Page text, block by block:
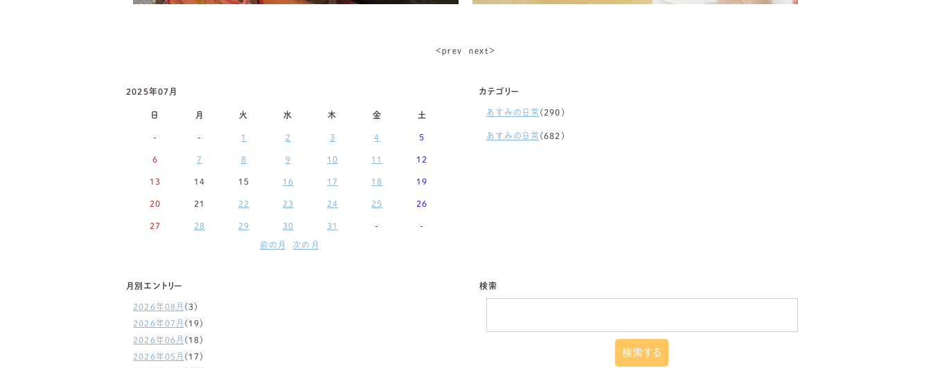
＜ｐｒｅｖ ｎｅｘｔ＞
2025年07月
日 月 火 水 木 金 土
- - 1 2 3 4 5
6 7 8 9 10 11 12
13 14 15 16 17 18 19
20 21 22 23 24 25 26
27 28 29 30 31 - -
前の月 次の月
カテゴリー
あすみの日常 (290)
あすみの日常 (682)
月別エントリー
2026年08月 (3)
2026年07月 (19)
2026年06月 (18)
2026年05月 (17)
検索